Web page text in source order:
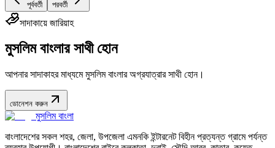
পূর্ববর্তী পরবর্তী
সাদাকায়ে জারিয়াহ
মুসলিম বাংলার সাথী হোন
আপনার সাদাকাহর মাধ্যমে মুসলিম বাংলার অগ্রযাত্রার সাথী হোন।
ডোনেশন করুন
মুসলিম বাংলা
বাংলাদেশের সকল শহর, জেলা, উপজেলা এমনকি ইন্টারনেট বিহীন প্রত্যন্ত গ্রামে পর্যন্ত